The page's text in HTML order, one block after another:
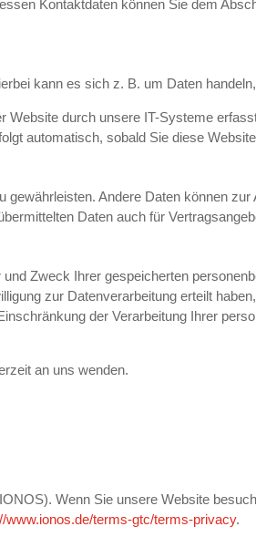
Kontaktdaten können Sie dem
kann es sich z. B. um Daten
durch unsere IT-Systeme
automatisch, sobald Sie diese
Andere Daten können
Daten auch für
Zweck Ihrer gespeicherten
zur Datenverarbeitung erteilt
der Verarbeitung Ihrer
an uns wenden.
Wenn Sie unsere Website
www.ionos.de/terms-gtc/terms-privacy.